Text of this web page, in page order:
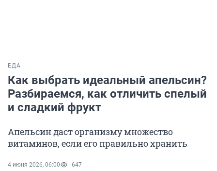
ЕДА
Как выбрать идеальный апельсин?
Разбираемся, как отличить спелый
и сладкий фрукт
Апельсин даст организму множество
витаминов, если его правильно хранить
4 июня 2026, 06:00 647